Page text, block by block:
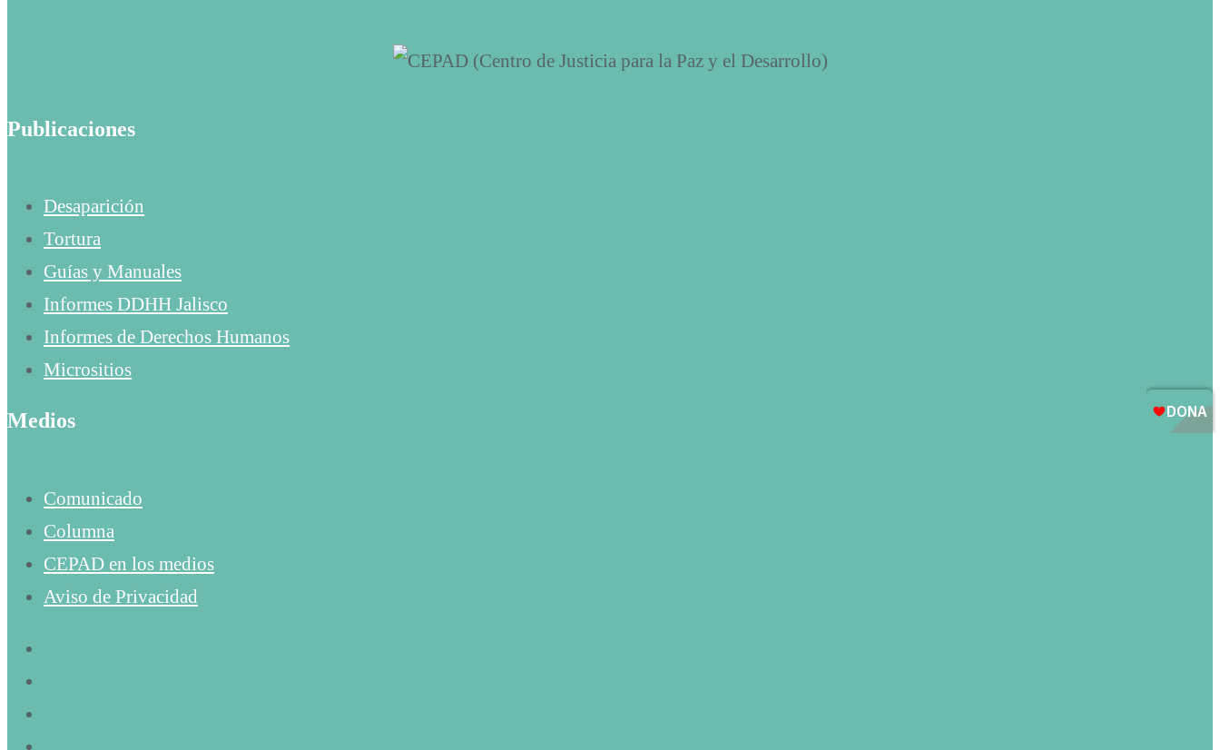
Publicaciones
Desaparición
Tortura
Guías y Manuales
Informes DDHH Jalisco
Informes de Derechos Humanos
Micrositios
Medios
Comunicado
Columna
CEPAD en los medios
Aviso de Privacidad